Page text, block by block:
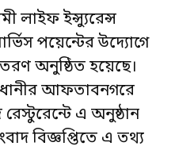
লাইফ ইন্স্যুরেন্স
পয়েন্টের উদ্যোগে
অনুষ্ঠিত হয়েছে।
আফতাবনগরে
এ অনুষ্ঠান
বিজ্ঞপ্তিতে এ তথ্য